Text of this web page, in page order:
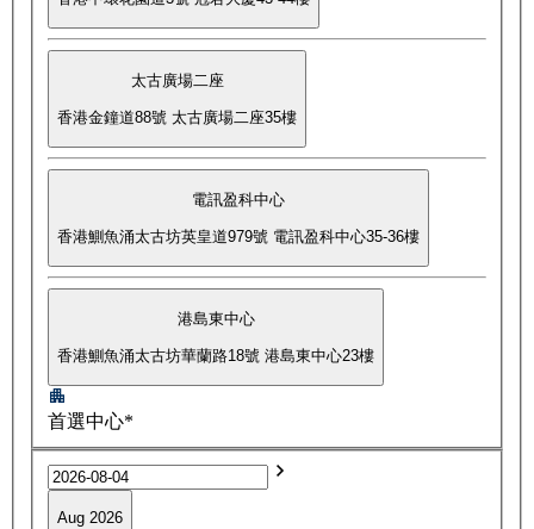
太古廣場二座
香港金鐘道88號 太古廣場二座35樓
電訊盈科中心
香港鰂魚涌太古坊英皇道979號 電訊盈科中心35-36樓
港島東中心
香港鰂魚涌太古坊華蘭路18號 港島東中心23樓
首選中心*
Aug 2026